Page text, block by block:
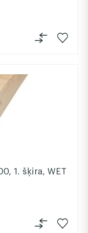
1. šķira, WET